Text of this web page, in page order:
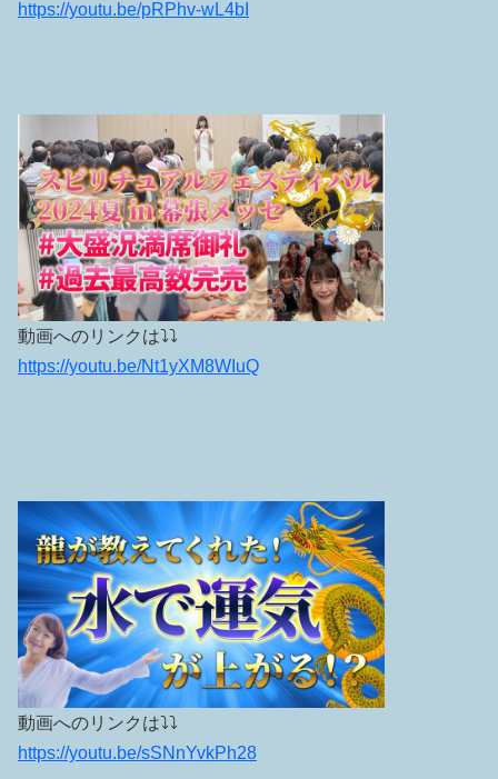
https://youtu.be/pRPhv-wL4bI
動画へのリンクは⤵︎⤵︎
https://youtu.be/Nt1yXM8WIuQ
動画へのリンクは⤵︎⤵︎
https://youtu.be/sSNnYvkPh28